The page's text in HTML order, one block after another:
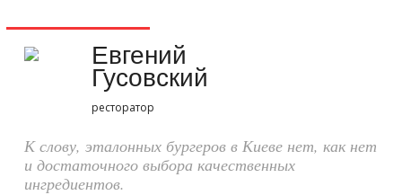
Евгений
Гусовский
ресторатор
К слову, эталонных бургеров в Киеве нет, как нет
и достаточного выбора качественных
ингредиентов.